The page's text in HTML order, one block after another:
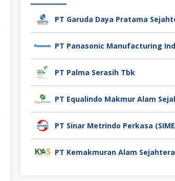
PT Palma Serasih Tbk
PT Kemakmuran Alam Sejahtera